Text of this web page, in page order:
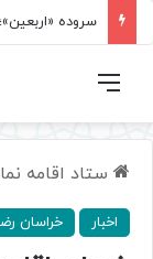
فهرست
ستاد اقامه
اخبار خراسان